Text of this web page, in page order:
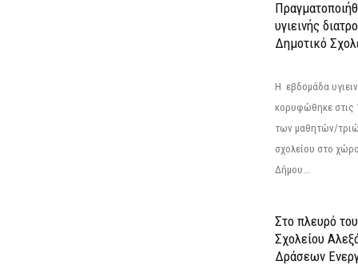
υγιεινής
Δημοτικό
Η εβδομάδα
κορυφώθηκε στις
των μαθητών/
σχολείου στο
Δήμου...
Στο πλευρό
Σχολείου
Δράσεων